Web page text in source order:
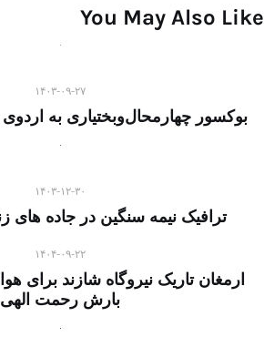
You May Also Like
۱۴۰۳-۰۹-۲۷
بوکسور چهارمحال‌وبختیاری به
۱۴۰۳-۱۲-۳۰
ترافیک نیمه سنگین در جاده های
۱۴۰۴-۰۹-۲۲
ارمغان تاریک نیروگاه شازند برای
بارش رحمت الهی